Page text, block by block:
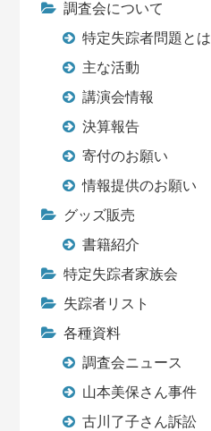
調査会について
特定失踪者問題とは
主な活動
講演会情報
決算報告
寄付のお願い
情報提供のお願い
グッズ販売
書籍紹介
特定失踪者家族会
失踪者リスト
各種資料
調査会ニュース
山本美保さん事件
古川了子さん訴訟